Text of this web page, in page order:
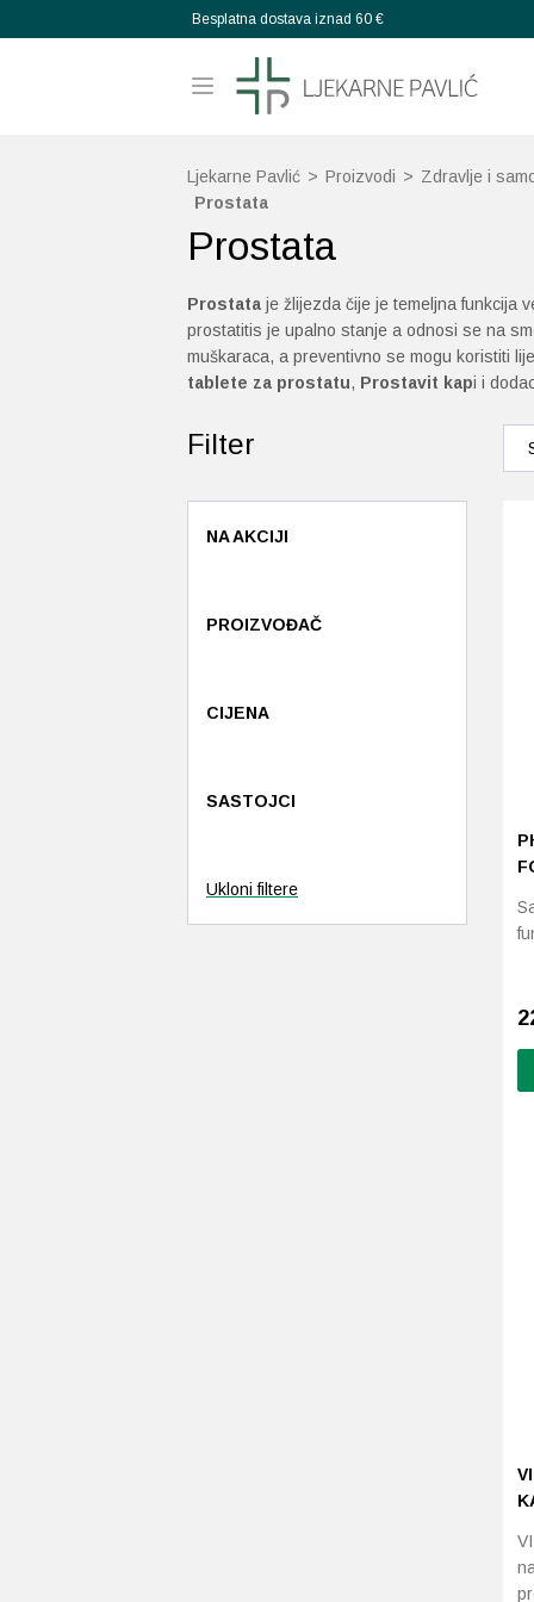
Besplatna dostava iznad 60 €
Ljekarne Pavlić > Proizvodi > Zdravlje i
Prostata
Prostata
Prostata je žlijezda čije je temeljna funkcija
prostatitis je upalno stanje a odnosi se na
muškaraca, a preventivno se mogu koristiti
tablete za prostatu, Prostavit kapi i
Filter
NA AKCIJI
PROIZVOĐAČ
CIJENA
SASTOJCI
Ukloni filtere